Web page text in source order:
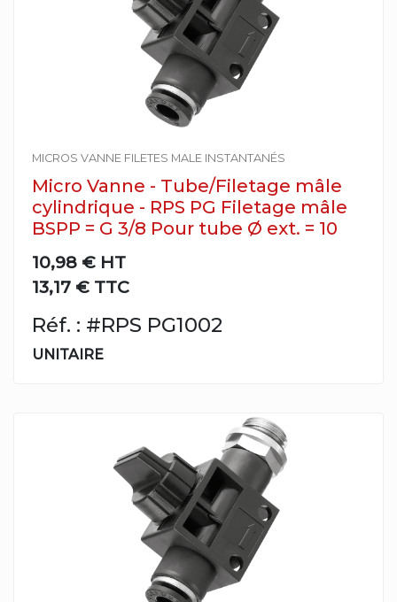
MICROS VANNE FILETES MALE INSTANTANÉS
Micro Vanne - Tube/Filetage mâle
cylindrique - RPS PG Filetage mâle
BSPP = G 3/8 Pour tube Ø ext. = 10
10,98 € HT
13,17 € TTC
Réf. : #RPS PG1002
UNITAIRE